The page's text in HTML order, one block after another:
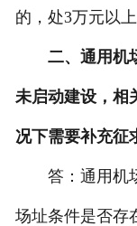
的，处3万元以
二、通用机
未启动建设，相
况下需要补充征
答：通用机场
场址条件是否存